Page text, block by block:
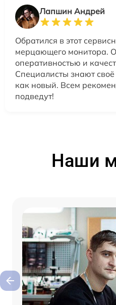
Лапшин Андрей
Обратился в этот
мерцающего монитора.
оперативностью и
Специалисты знают
как новый. Всем
подведут!
Наши